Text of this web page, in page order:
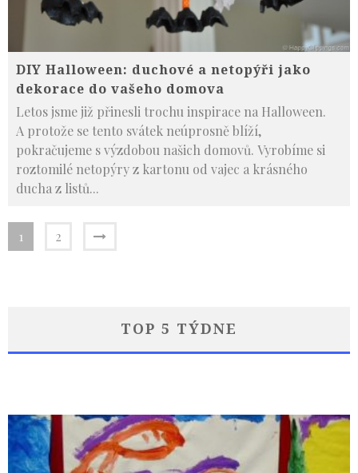
DIY Halloween: duchové a netopýři jako
dekorace do vašeho domova
Letos jsme již přinesli trochu inspirace na Halloween.
A protože se tento svátek neúprosně blíží,
pokračujeme s výzdobou našich domovů. Vyrobíme si
roztomilé netopýry z kartonu od vajec a krásného
ducha z listů...
1 2
TOP 5 TÝDNE